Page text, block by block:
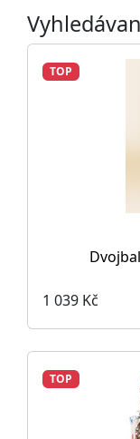
TOP
1 039 Kč
TOP